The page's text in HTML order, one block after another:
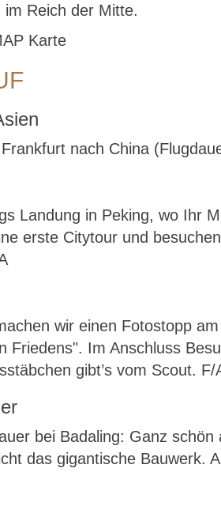
Reich der Mitte.
nach China
Landung in Peking, wo Ihr
erste Citytour und
wir einen Fotostopp
Friedens". Im Anschluss
gibt’s vom Scout. F/
bei Badaling: Ganz
das gigantische Bauwerk.